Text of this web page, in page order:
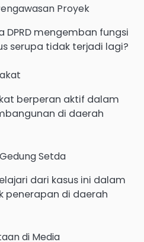
Proyek
DPRD mengemban fungsi
serupa tidak terjadi lagi?
berperan aktif dalam
di daerah
Setda
dari kasus ini dalam
penerapan di daerah
di Media